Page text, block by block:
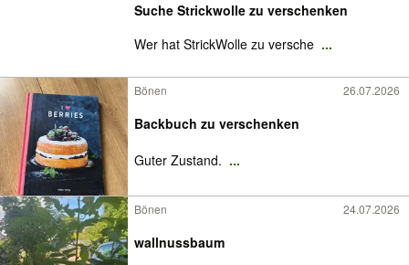
Suche Strickwolle zu verschenken
Wer hat StrickWolle zu versche ...
Bönen 26.07.2026
Backbuch zu verschenken
Guter Zustand. ...
Bönen 24.07.2026
wallnussbaum